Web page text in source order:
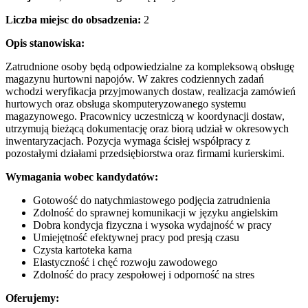
Liczba miejsc do obsadzenia: 2
Opis stanowiska:
Zatrudnione osoby będą odpowiedzialne za kompleksową obsługę
magazynu hurtowni napojów. W zakres codziennych zadań
wchodzi weryfikacja przyjmowanych dostaw, realizacja zamówień
hurtowych oraz obsługa skomputeryzowanego systemu
magazynowego. Pracownicy uczestniczą w koordynacji dostaw,
utrzymują bieżącą dokumentację oraz biorą udział w okresowych
inwentaryzacjach. Pozycja wymaga ścisłej współpracy z
pozostałymi działami przedsiębiorstwa oraz firmami kurierskimi.
Wymagania wobec kandydatów:
Gotowość do natychmiastowego podjęcia zatrudnienia
Zdolność do sprawnej komunikacji w języku angielskim
Dobra kondycja fizyczna i wysoka wydajność w pracy
Umiejętność efektywnej pracy pod presją czasu
Czysta kartoteka karna
Elastyczność i chęć rozwoju zawodowego
Zdolność do pracy zespołowej i odporność na stres
Oferujemy: